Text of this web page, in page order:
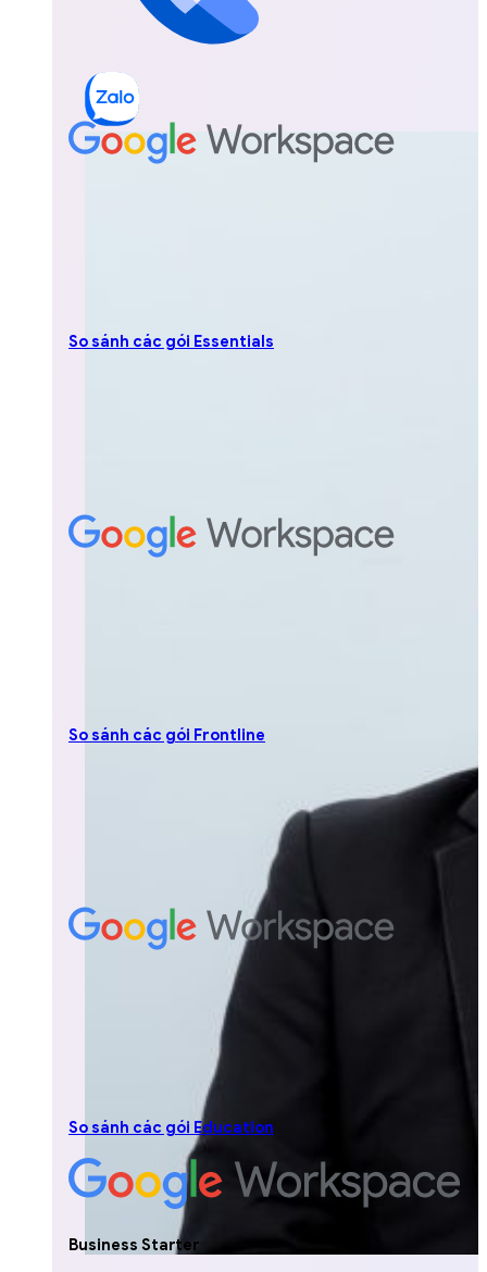
So sánh các gói Essentials
So sánh các gói Frontline
So sánh các gói Education
Business Starter